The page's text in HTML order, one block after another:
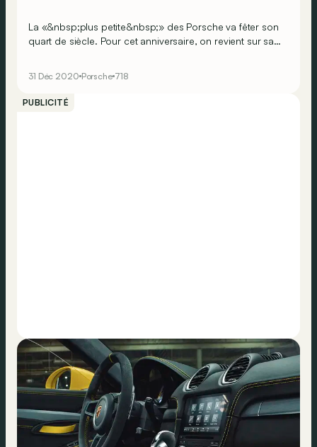
La «&nbsp;plus petite&nbsp;» des Porsche va fêter son
quart de siècle. Pour cet anniversaire, on revient sur sa
31 Déc 2020 Porsche 718
PUBLICITÉ